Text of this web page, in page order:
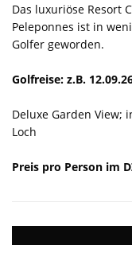
Das luxuriöse Resort
Peleponnes ist in
Golfer geworden.
Golfreise: z.B.
Deluxe Garden View;
Loch
Preis pro Person im